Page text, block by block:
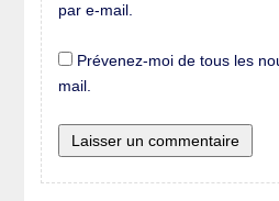
par e-mail.
Prévenez-moi de tous les
mail.